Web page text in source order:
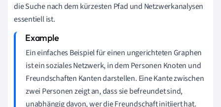
die Suche nach dem kürzesten Pfad und Netzwerkanalysen
essentiell ist.
Ein einfaches Beispiel für einen ungerichteten Graphen
ist ein soziales Netzwerk, in dem Personen Knoten und
Freundschaften Kanten darstellen. Eine Kante zwischen
zwei Personen zeigt an, dass sie befreundet sind,
unabhängig davon, wer die Freundschaft initiiert hat.